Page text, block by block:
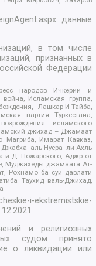
данные
в том числе
признанных в
Федерации
народов Ичкерии и
Исламская группа,
Лашкар-И-Тайба,
партия Туркестана,
исламского
джихад – Джамаат
Магриба, Имарат Кавказ,
аль-Нусра ли-Ахль
и Д. Пожарского, Аджр от
Муджахеды джамаата Ат-
Рохнамо ба суи давлати
Таухид валь-Джихад,
i-ekstremistskie-
и религиозных
судом принято
о ликвидации или